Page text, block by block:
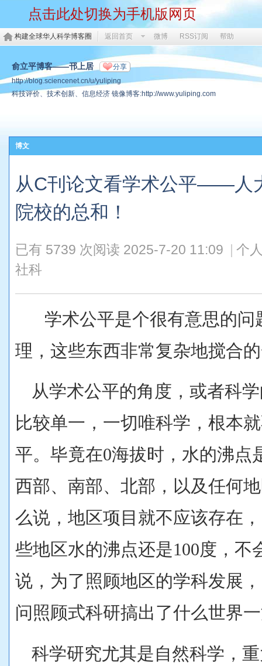
点击此处切换为手机版网页
构建全球华人科学博客圈 返回首页 微博 RSS订阅 帮助
俞立平博客——邗上居 分享
http://blog.sciencenet.cn/u/yuliping
科技评价、技术创新、信息经济 镜像博客:http://www.yuliping.com
博文
从C刊论文看学术公平——人
院校的总和！
已有 5739 次阅读 2025-7-20 11:09
个
社科
学术公平是个很有意思的
理，这些东西非常复杂地搅合
从学术公平的角度，或者科
比较单一，一切唯科学，根本
平。毕竟在0海拔时，水的沸点
西部、南部、北部，以及任何
么说，地区项目就不应该存在
些地区水的沸点还是100度，不
说，为了照顾地区的学科发展
问照顾式科研搞出了什么世界
科学研究尤其是自然科学，